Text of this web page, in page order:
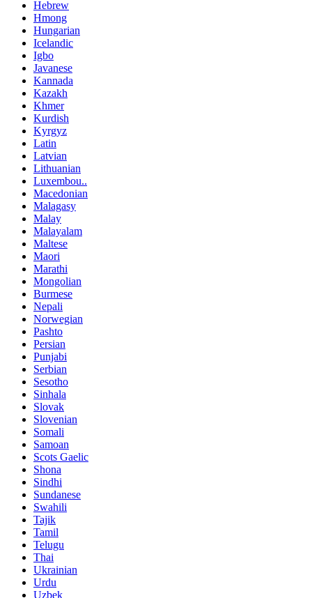
Hebrew
Hmong
Hungarian
Icelandic
Igbo
Javanese
Kannada
Kazakh
Khmer
Kurdish
Kyrgyz
Latin
Latvian
Lithuanian
Luxembou..
Macedonian
Malagasy
Malay
Malayalam
Maltese
Maori
Marathi
Mongolian
Burmese
Nepali
Norwegian
Pashto
Persian
Punjabi
Serbian
Sesotho
Sinhala
Slovak
Slovenian
Somali
Samoan
Scots Gaelic
Shona
Sindhi
Sundanese
Swahili
Tajik
Tamil
Telugu
Thai
Ukrainian
Urdu
Uzbek